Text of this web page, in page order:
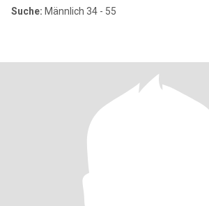
Suche: Männlich 34 - 55